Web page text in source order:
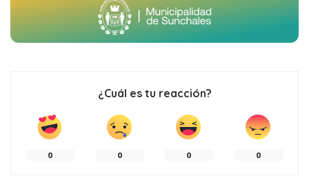
¿Cuál es tu reacción?
0 0 0 0